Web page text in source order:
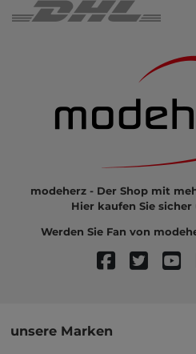
modeherz - Der Shop mit
Hier kaufen Sie
Werden Sie Fan von
unsere Marken